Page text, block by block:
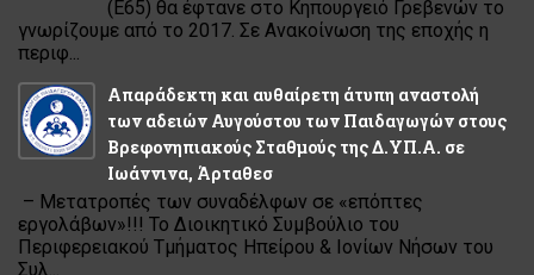
(Ε65) θα έφτανε στο Κηπουργειό Γρεβενών το
γνωρίζουμε από το 2017. Σε Ανακοίνωση της εποχής η
περιφ...
Απαράδεκτη και αυθαίρετη άτυπη αναστολή
των αδειών Αυγούστου των Παιδαγωγών στους
Βρεφονηπιακούς Σταθμούς της Δ.ΥΠ.Α. σε
Ιωάννινα, Άρταθεσ
– Μετατροπές των συναδέλφων σε «επόπτες
εργολάβων»!!! Το Διοικητικό Συμβούλιο του
Περιφερειακού Τμήματος Ηπείρου & Ιονίων Νήσων του
Συλ...